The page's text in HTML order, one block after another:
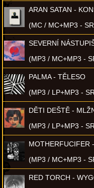
ARAN SATAN -
(MC / MC+MP3 -
SEVERNÍ
(MP3 / MC+MP3 -
PALMA - TĚLESO
(MP3 / LP+MP3 -
DĚTI DEŠTĚ -
(MP3 / LP+MP3 -
MOTHERFUCIFER
(MP3 / MC+MP3 -
RED TORCH -